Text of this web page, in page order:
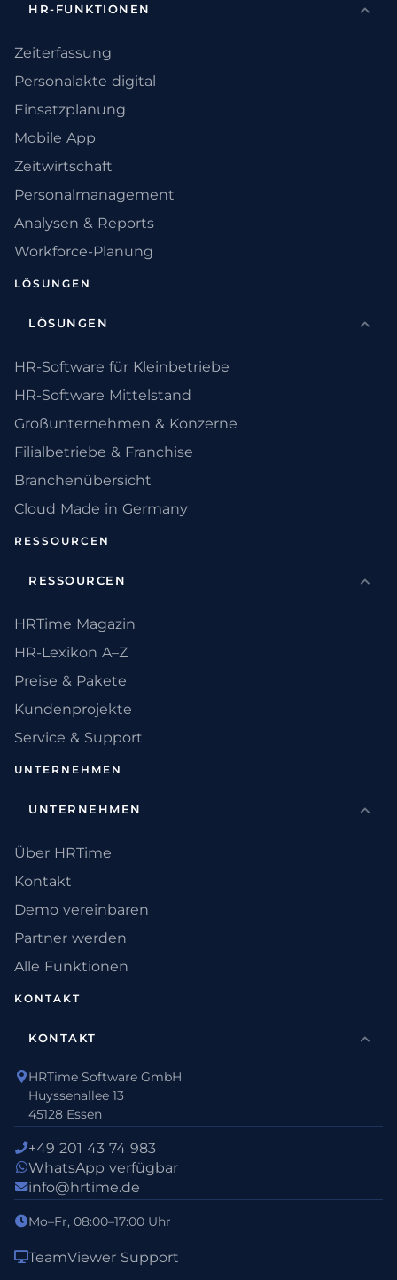
HR-FUNKTIONEN
Zeiterfassung
Personalakte digital
Einsatzplanung
Mobile App
Zeitwirtschaft
Personalmanagement
Analysen & Reports
Workforce-Planung
LÖSUNGEN
LÖSUNGEN
HR-Software für Kleinbetriebe
HR-Software Mittelstand
Großunternehmen & Konzerne
Filialbetriebe & Franchise
Branchenübersicht
Cloud Made in Germany
RESSOURCEN
RESSOURCEN
HRTime Magazin
HR-Lexikon A–Z
Preise & Pakete
Kundenprojekte
Service & Support
UNTERNEHMEN
UNTERNEHMEN
Über HRTime
Kontakt
Demo vereinbaren
Partner werden
Alle Funktionen
KONTAKT
KONTAKT
HRTime Software GmbH
Huyssenallee 13
45128 Essen
+49 201 43 74 983
WhatsApp verfügbar
info@hrtime.de
Mo–Fr, 08:00–17:00 Uhr
TeamViewer Support